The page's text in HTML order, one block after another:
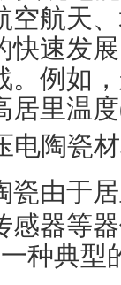
空航天
快速发
。例如
居里温度
电陶瓷
瓷由于
感器等
种典型